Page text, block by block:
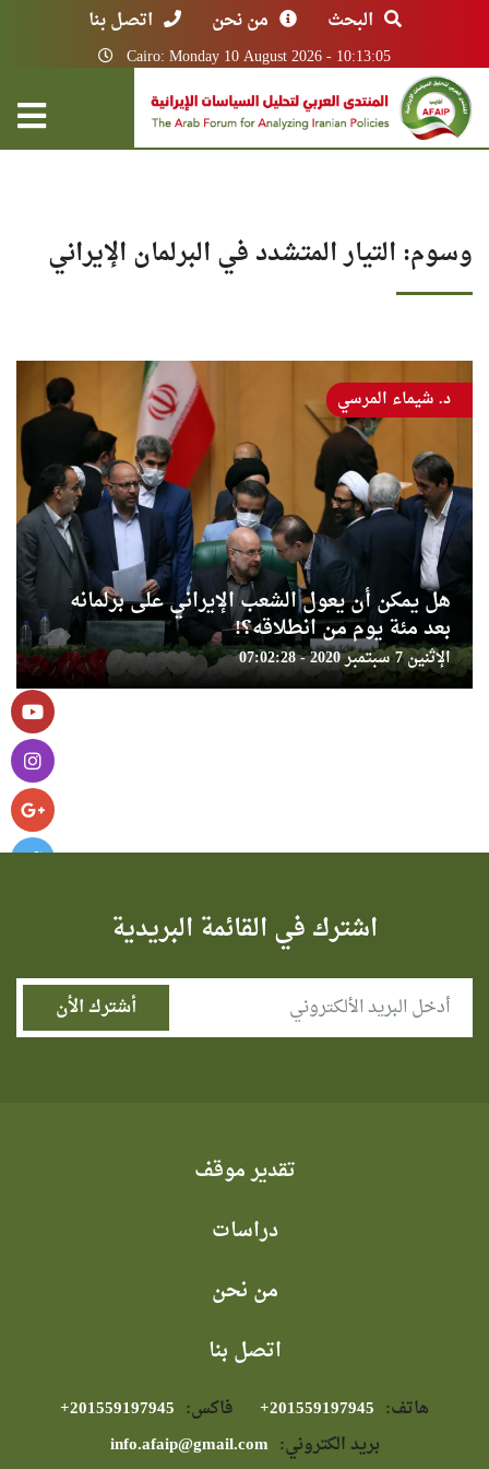
البحث من نحن اتصل بنا
Cairo: Monday 10 August 2026 - 10:13:05
وسوم: التيار المتشدد في البرلمان الإيراني
هل يمكن أن يعول الشعب الإيراني على برلمانه
بعد مئة يوم من انطلاقه؟!
الإثنين 7 سبتمبر 2020 - 07:02:28
د. شيماء المرسي
اشترك في القائمة البريدية
تقدير موقف
دراسات
من نحن
اتصل بنا
هاتف: فاكس:
بريد الكتروني: info.afaip@gmail.com